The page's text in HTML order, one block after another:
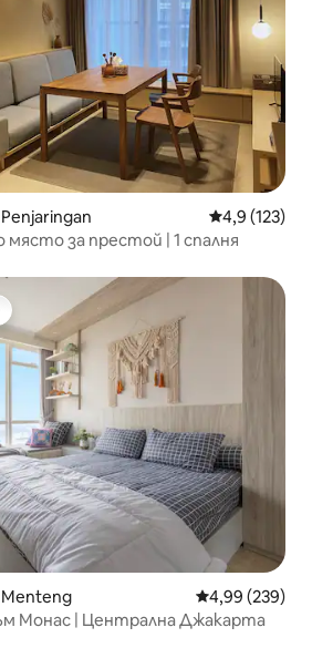
Средна
4,9 (123)
за престой | 1 спалня
Средна
4,99 (239)
Монас | Централна Джакарта